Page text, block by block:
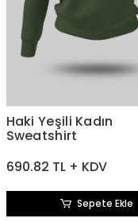
Haki Yeşili Kadın
Sweatshirt
690.82 TL + KDV
Sepete Ekle